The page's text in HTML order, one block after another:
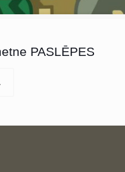
PASLĒPES